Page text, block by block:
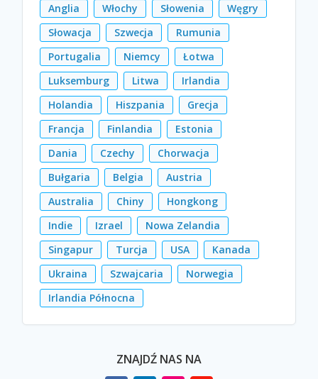
ZNAJDŹ NAS NA
Anglia Włochy Słowenia
Węgry
Słowacja
Szwecja
Rumunia
Portugalia
Niemcy
Łotwa
Luksemburg
Litwa
Irlandia
Holandia
Hiszpania
Grecja
Francja
Finlandia
Estonia
Dania
Czechy
Chorwacja
Bułgaria
Belgia
Austria
Australia
Chiny
Hongkong
Indie
Izrael
Nowa Zelandia
Singapur
Turcja USA
Kanada
Ukraina
Szwajcaria
Norwegia
Irlandia Północna